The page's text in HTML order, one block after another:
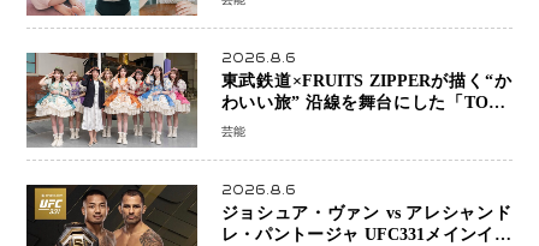
2026.8.6
東武鉄道×FRUITS ZIPPERが描く“か
わいい旅” 沿線を舞台にした「TOBU
KAWAII PROJECT」が開幕
芸能
2026.8.6
ジョシュア・ヴァン vs アレシャンド
レ・パントージャ UFC331メインイベ